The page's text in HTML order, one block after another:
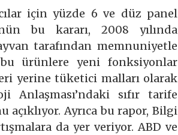
için yüzde 6 ve düz panel
bu kararı, 2008 yılında
tarafından memnuniyetle
ürünlere yeni fonksiyonlar
yerine tüketici malları olarak
sıfır tarife
Ayrıca bu rapor, Bilgi
da yer veriyor. ABD ve